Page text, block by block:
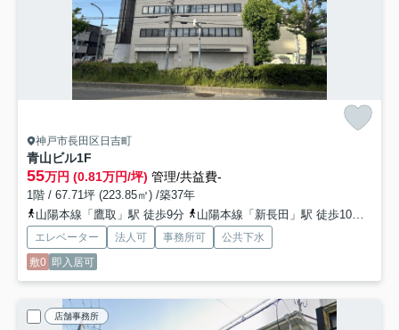
神戸市長田区日吉町
青山ビル1F
55万円 (0.81万円/坪) 管理/共益費-
1階 / 67.71坪 (223.85㎡) /築37年
山陽本線「鷹取」駅 徒歩9分
山陽本線「新長田」駅 徒歩10分
エレベーター 法人可 事務所可
公共下水
敷0 即入居可
店舗事務所